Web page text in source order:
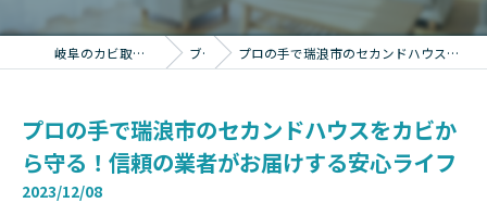
岐阜のカビ取りならカビバスターズ岐阜 ブログ プロの手で瑞浪市のセカンドハウスをカビから守る！信頼の業者がお届けする安心ライフ
プロの手で瑞浪市のセカンドハウスをカビか
ら守る！信頼の業者がお届けする安心ライフ
2023/12/08